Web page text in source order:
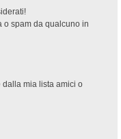
o spam da qualcuno in
mia lista amici o